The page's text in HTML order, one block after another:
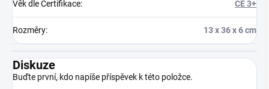
Věk dle Certifikace: CE 3+
Rozměry: 13 x 36 x 6 cm
Diskuze
Buďte první, kdo napíše příspěvek k této položce.